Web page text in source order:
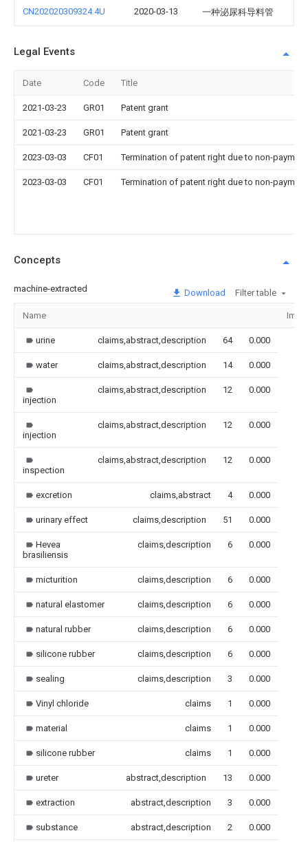
CN202020309324.4U 2020-03-13 一种泌尿科导料管
Legal Events
Date Code Title
2021-03-23 GR01 Patent grant
2021-03-23 GR01 Patent grant
2023-03-03 CF01 Termination of patent right due to non-
2023-03-03 CF01 Termination of patent right due to non-
Concepts
machine-extracted Download Filter table
Name
urine claims,abstract,description 64 0.000
water claims,abstract,description 14 0.000
injection
claims,abstract,description 12 0.000
injection
claims,abstract,description 12 0.000
inspection
claims,abstract,description 12 0.000
excretion claims,abstract 4 0.000
urinary effect claims,description 51 0.000
Hevea
brasiliensis
claims,description 6 0.000
micturition claims,description 6 0.000
natural elastomer claims,description 6 0.000
natural rubber claims,description 6 0.000
silicone rubber claims,description 6 0.000
sealing claims,description 3 0.000
Vinyl chloride claims 1 0.000
material claims 1 0.000
silicone rubber claims 1 0.000
ureter abstract,description 13 0.000
extraction abstract,description 3 0.000
substance abstract,description 2 0.000